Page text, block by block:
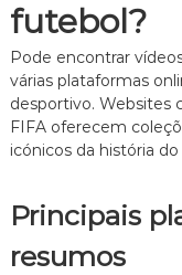
futebol?
Pode encontrar
várias plataformas
desportivo. Websites
FIFA oferecem
icónicos da história
Principais
resumos